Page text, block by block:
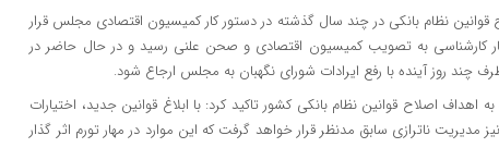
قوانین نظام بانکی در چند سال گذشته در دستور کار کمیسیون اقتصادی مجلس قرار
کارشناسی به تصویب کمیسیون اقتصادی و صحن علنی رسید و در حال حاضر در
روز آینده با رفع ایرادات شورای نگهبان به مجلس ارجاع شود.
اصلاح قوانین نظام بانکی کشور تاکید کرد: با ابلاغ قوانین جدید، اختیارات
ناترازی سابق مدنظر قرار خواهد گرفت که این موارد در مهار تورم اثر گذار